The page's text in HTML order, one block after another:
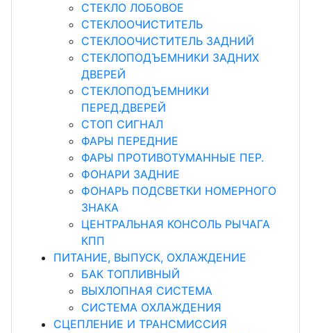
СТЕКЛО ЛОБОВОЕ
СТЕКЛООЧИСТИТЕЛЬ
СТЕКЛООЧИСТИТЕЛЬ ЗАДНИЙ
СТЕКЛОПОДЪЕМНИКИ ЗАДНИХ
ДВЕРЕЙ
СТЕКЛОПОДЪЕМНИКИ
ПЕРЕД.ДВЕРЕЙ
СТОП СИГНАЛ
ФАРЫ ПЕРЕДНИЕ
ФАРЫ ПРОТИВОТУМАННЫЕ ПЕР.
ФОНАРИ ЗАДНИЕ
ФОНАРЬ ПОДСВЕТКИ НОМЕРНОГО
ЗНАКА
ЦЕНТРАЛЬНАЯ КОНСОЛЬ РЫЧАГА
КПП
ПИТАНИЕ, ВЫПУСК, ОХЛАЖДЕНИЕ
БАК ТОПЛИВНЫЙ
ВЫХЛОПНАЯ СИСТЕМА
СИСТЕМА ОХЛАЖДЕНИЯ
СЦЕПЛЕНИЕ И ТРАНСМИССИЯ